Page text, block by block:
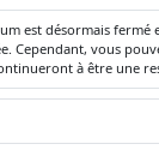
est désormais
vous
à être une